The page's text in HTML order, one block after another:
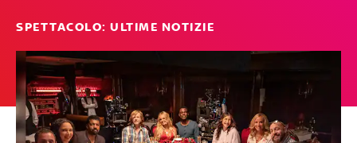
SPETTACOLO: ULTIME NOTIZIE